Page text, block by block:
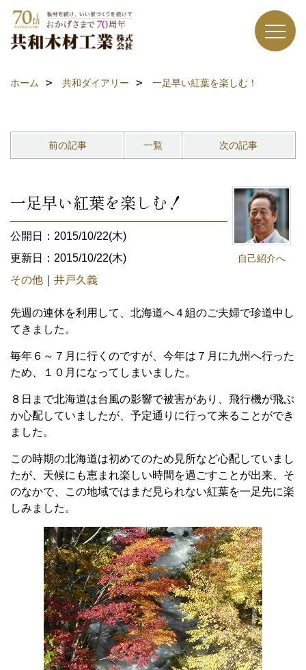
ホーム 共和ダイアリー 一足早い紅葉を楽しむ！
前の記事 一覧 次の記事
自己紹介へ
一足早い紅葉を楽しむ！
公開日：2015/10/22(木)
更新日：2015/10/22(木)
その他
井戸久義
先週の連休を利用して、北海道へ４組のご夫婦で珍道中し
てきました。
毎年６～７月に行くのですが、今年は７月に九州へ行った
ため、１０月になってしまいました。
８日まで北海道は台風の影響で被害があり、飛行機が飛ぶ
か心配していましたが、予定通りに行って来ることができ
ました。
この時期の北海道は初めてのため見所など心配していまし
たが、天候にも恵まれ楽しい時間を過ごすことが出来、そ
のなかで、この地域ではまだ見られない紅葉を一足先に楽
しみました。